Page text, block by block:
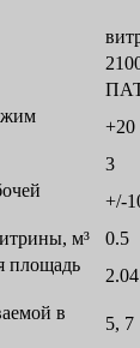
+20
3
+/-
м³
0.5
площадь
2.04
в
5, 7